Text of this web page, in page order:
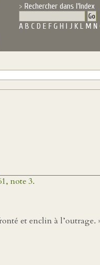
Rechercher dans l'Index
A B C D E F G H I J K L M N